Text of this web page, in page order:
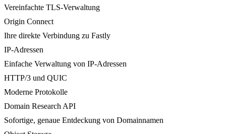
Vereinfachte TLS-Verwaltung
Origin Connect
Ihre direkte Verbindung zu Fastly
IP-Adressen
Einfache Verwaltung von IP-Adressen
HTTP/3 und QUIC
Moderne Protokolle
Domain Research API
Sofortige, genaue Entdeckung von Domainnamen